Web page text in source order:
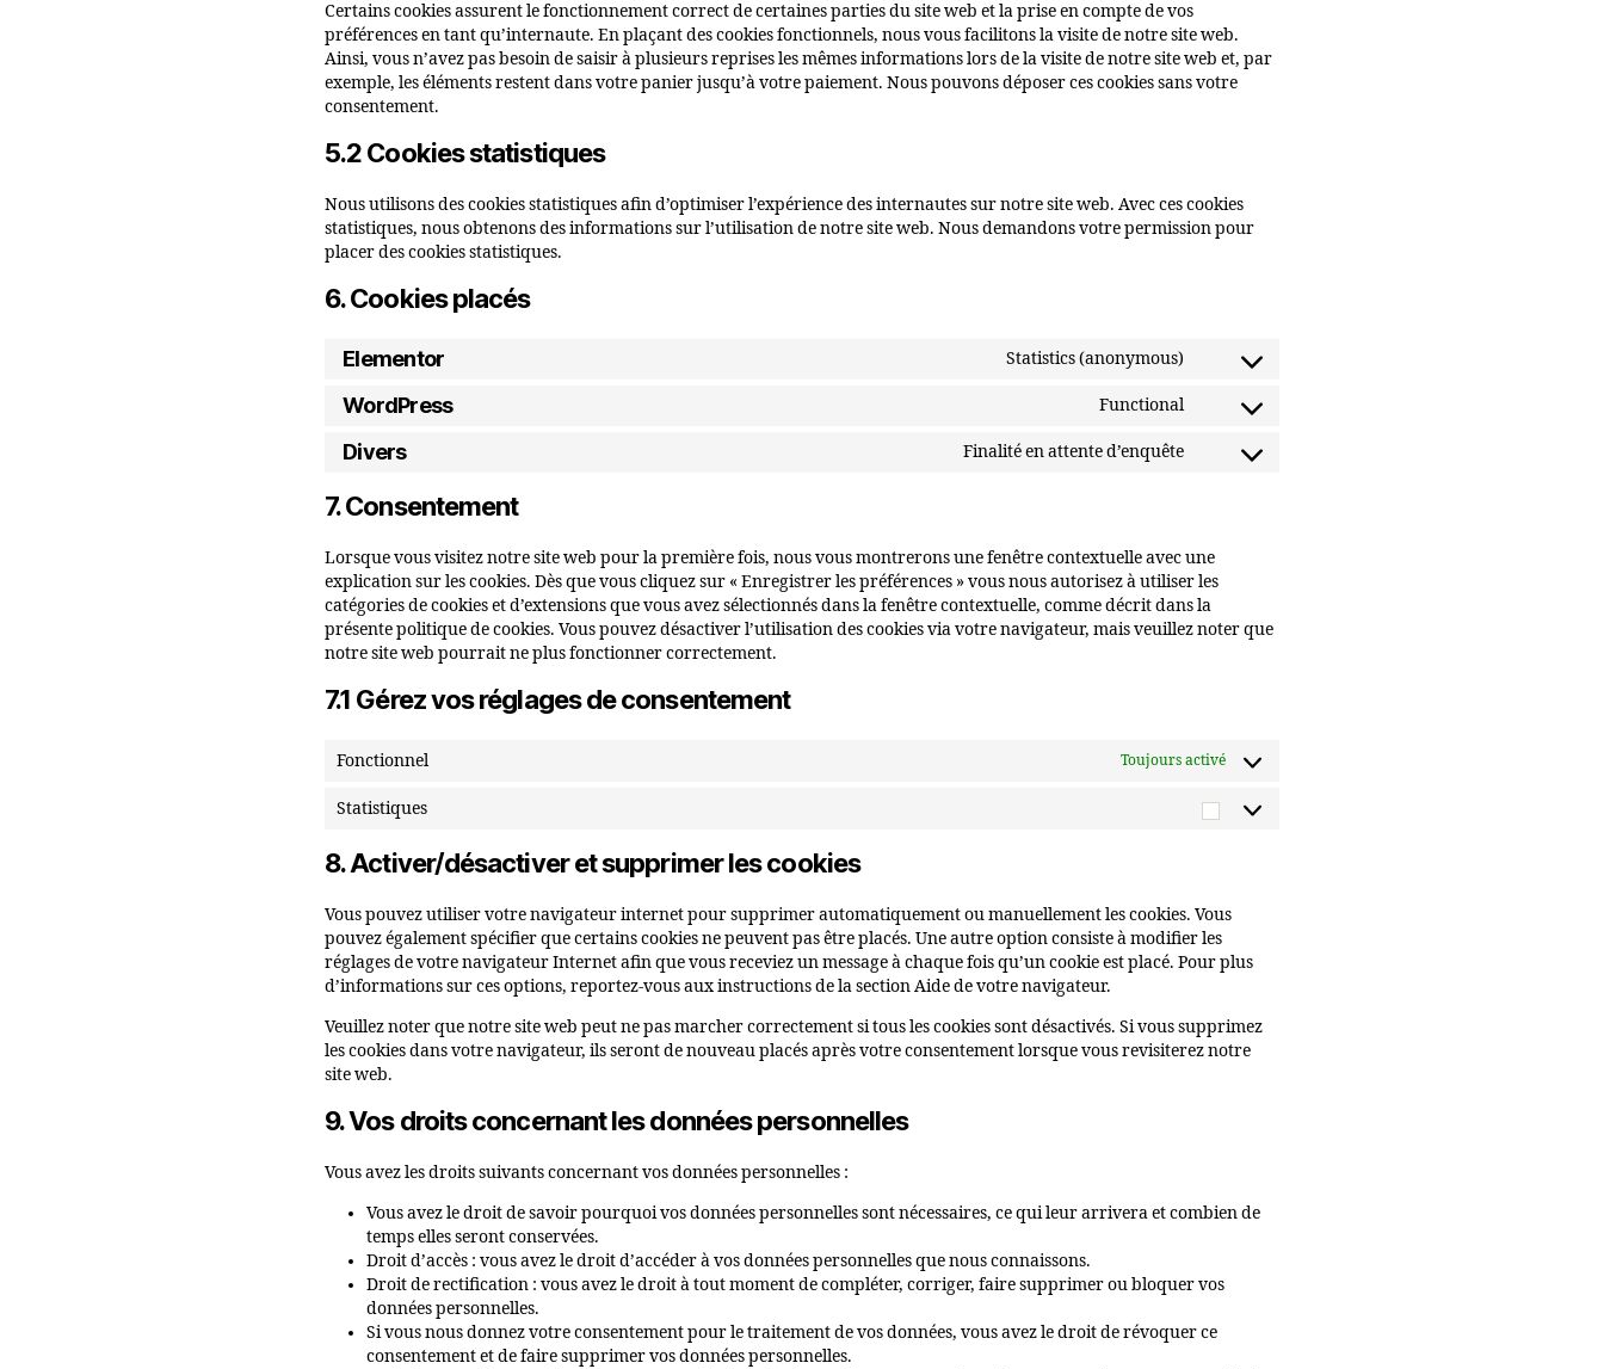
Certains cookies assurent le fonctionnement correct de certaines parties du site web et la prise en compte de vos
préférences en tant qu’internaute. En plaçant des cookies fonctionnels, nous vous facilitons la visite de notre site web.
Ainsi, vous n’avez pas besoin de saisir à plusieurs reprises les mêmes informations lors de la visite de notre site web et, par
exemple, les éléments restent dans votre panier jusqu’à votre paiement. Nous pouvons déposer ces cookies sans votre
consentement.
5.2 Cookies statistiques
Nous utilisons des cookies statistiques afin d’optimiser l’expérience des internautes sur notre site web. Avec ces cookies
statistiques, nous obtenons des informations sur l’utilisation de notre site web. Nous demandons votre permission pour
placer des cookies statistiques.
6. Cookies placés
Elementor Statistics (anonymous)
Consent
elementor
WordPress Functional
Consent
Divers Finalité en attente d’enquête
Consent
divers
7. Consentement
Lorsque vous visitez notre site web pour la première fois, nous vous montrerons une fenêtre contextuelle avec une
explication sur les cookies. Dès que vous cliquez sur « Enregistrer les préférences » vous nous autorisez à utiliser les
catégories de cookies et d’extensions que vous avez sélectionnés dans la fenêtre contextuelle, comme décrit dans la
présente politique de cookies. Vous pouvez désactiver l’utilisation des cookies via votre navigateur, mais veuillez noter que
notre site web pourrait ne plus fonctionner correctement.
7.1 Gérez vos réglages de consentement
Fonctionnel Toujours activé
Statistiques Statistiques
8. Activer/désactiver et supprimer les cookies
Vous pouvez utiliser votre navigateur internet pour supprimer automatiquement ou manuellement les cookies. Vous
pouvez également spécifier que certains cookies ne peuvent pas être placés. Une autre option consiste à modifier les
réglages de votre navigateur Internet afin que vous receviez un message à chaque fois qu’un cookie est placé. Pour plus
d’informations sur ces options, reportez-vous aux instructions de la section Aide de votre navigateur.
Veuillez noter que notre site web peut ne pas marcher correctement si tous les cookies sont désactivés. Si vous supprimez
les cookies dans votre navigateur, ils seront de nouveau placés après votre consentement lorsque vous revisiterez notre
site web.
9. Vos droits concernant les données personnelles
Vous avez les droits suivants concernant vos données personnelles :
Vous avez le droit de savoir pourquoi vos données personnelles sont nécessaires, ce qui leur arrivera et combien de
temps elles seront conservées.
Droit d’accès : vous avez le droit d’accéder à vos données personnelles que nous connaissons.
Droit de rectification : vous avez le droit à tout moment de compléter, corriger, faire supprimer ou bloquer vos
données personnelles.
Si vous nous donnez votre consentement pour le traitement de vos données, vous avez le droit de révoquer ce
consentement et de faire supprimer vos données personnelles.